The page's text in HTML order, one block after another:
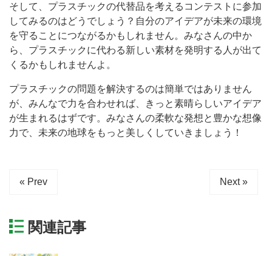
そして、プラスチックの代替品を考えるコンテストに参加
してみるのはどうでしょう？自分のアイデアが未来の環境
を守ることにつながるかもしれません。みなさんの中か
ら、プラスチックに代わる新しい素材を発明する人が出て
くるかもしれませんよ。
プラスチックの問題を解決するのは簡単ではありません
が、みんなで力を合わせれば、きっと素晴らしいアイデア
が生まれるはずです。みなさんの柔軟な発想と豊かな想像
力で、未来の地球をもっと美しくしていきましょう！
« Prev Next »
関連記事